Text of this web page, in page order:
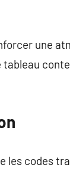
une
tableau
les codes